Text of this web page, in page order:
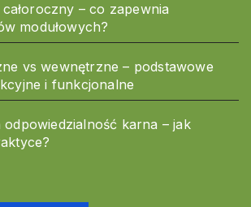
– co zapewnia
modułowych?
vs wewnętrzne – podstawowe
i funkcjonalne
odpowiedzialność karna – jak